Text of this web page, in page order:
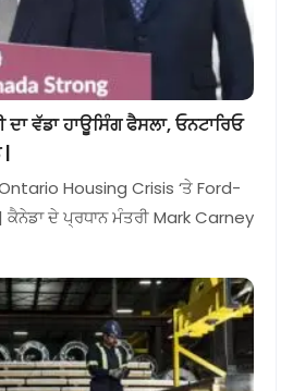
ਵੱਡਾ ਹਾਊਸਿੰਗ ਫੈਸਲਾ, ਓਨਟਾਰਿਓ
|
Housing Crisis ‘ਤੇ Ford-
ਕੈਨੇਡਾ ਦੇ ਪ੍ਰਧਾਨ ਮੰਤਰੀ Mark Carney